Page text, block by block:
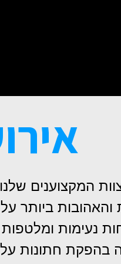
ביותר
נעימות
חתונות על